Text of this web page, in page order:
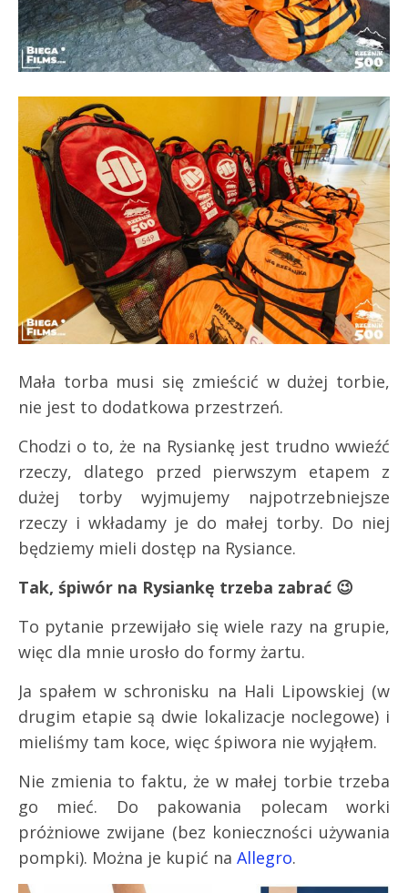
Mała torba musi się zmieścić w dużej torbie,
nie jest to dodatkowa przestrzeń.
Chodzi o to, że na Rysiankę jest trudno wwieźć
rzeczy, dlatego przed pierwszym etapem z
dużej torby wyjmujemy najpotrzebniejsze
rzeczy i wkładamy je do małej torby. Do niej
będziemy mieli dostęp na Rysiance.
Tak, śpiwór na Rysiankę trzeba zabrać 😉
To pytanie przewijało się wiele razy na grupie,
więc dla mnie urosło do formy żartu.
Ja spałem w schronisku na Hali Lipowskiej (w
drugim etapie są dwie lokalizacje noclegowe) i
mieliśmy tam koce, więc śpiwora nie wyjąłem.
Nie zmienia to faktu, że w małej torbie trzeba
go mieć. Do pakowania polecam worki
próżniowe zwijane (bez konieczności używania
pompki). Można je kupić na Allegro.